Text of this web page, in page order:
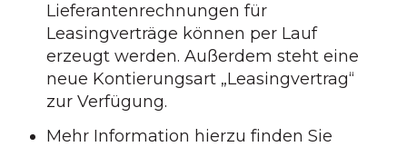
Lieferantenrechnungen für
Leasingverträge können per Lauf
erzeugt werden. Außerdem steht eine
neue Kontierungsart „Leasingvertrag“
zur Verfügung.
Mehr Information hierzu finden Sie